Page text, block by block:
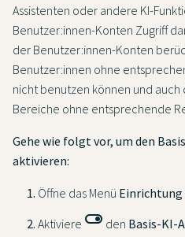
Assistenten oder andere KI-
Benutzer:innen-Konten Zugriff
der Benutzer:innen-Konten
Benutzer:innen ohne
nicht benutzen können und auch
Bereiche ohne entsprechende
Gehe wie folgt vor, um den
aktivieren:
Öffne das Menü
Aktiviere toggle_on den Basis-KI-